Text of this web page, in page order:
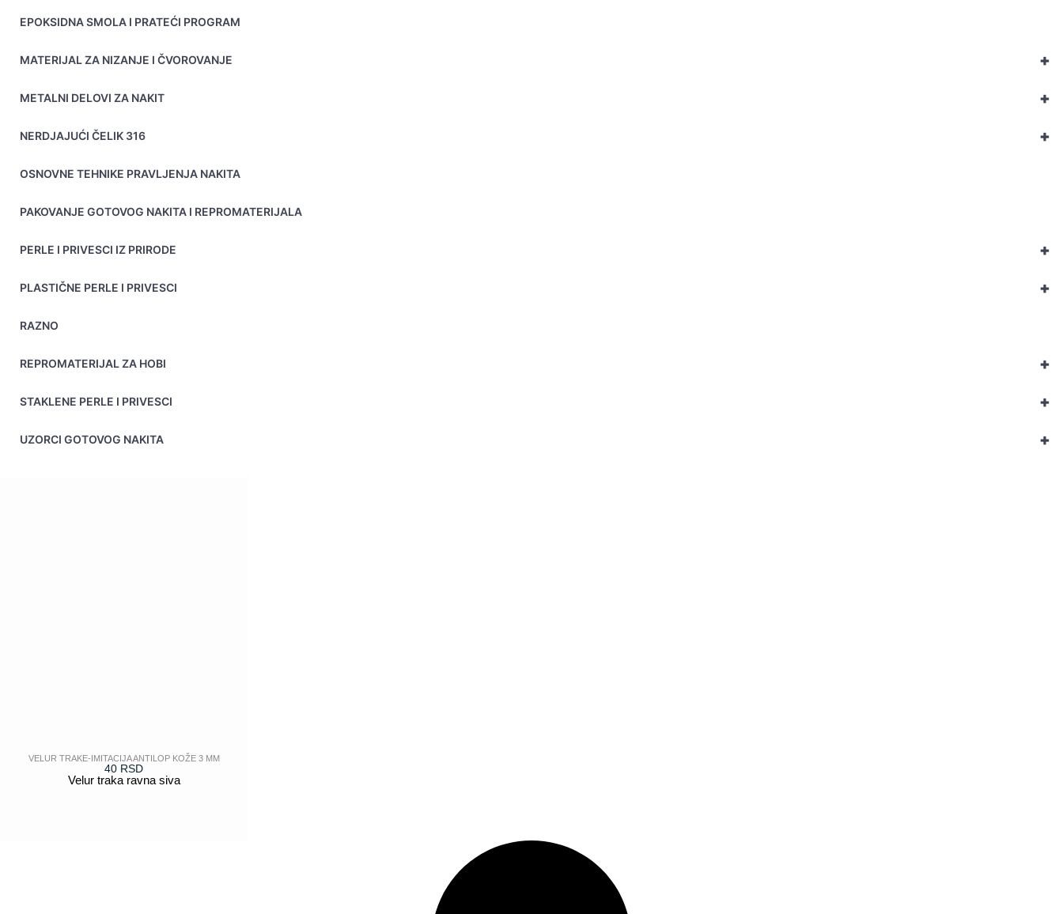
EPOKSIDNA SMOLA I PRATEĆI PROGRAM
+
MATERIJAL ZA NIZANJE I ČVOROVANJE
+
METALNI DELOVI ZA NAKIT
+
NERDJAJUĆI ČELIK 316
OSNOVNE TEHNIKE PRAVLJENJA NAKITA
PAKOVANJE GOTOVOG NAKITA I REPROMATERIJALA
+
PERLE I PRIVESCI IZ PRIRODE
+
PLASTIČNE PERLE I PRIVESCI
RAZNO
+
REPROMATERIJAL ZA HOBI
+
STAKLENE PERLE I PRIVESCI
+
UZORCI GOTOVOG NAKITA
VELUR TRAKE-IMITACIJA ANTILOP KOŽE 3 MM
40 RSD
Velur traka ravna siva